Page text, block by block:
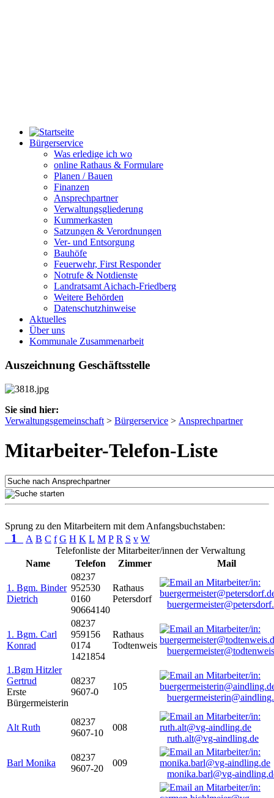
Bürgerservice
Was erledige ich wo
online Rathaus & Formulare
Planen / Bauen
Finanzen
Ansprechpartner
Verwaltungsgliederung
Kummerkasten
Satzungen & Verordnungen
Ver- und Entsorgung
Bauhöfe
Feuerwehr, First Responder
Notrufe & Notdienste
Landratsamt Aichach-Friedberg
Weitere Behörden
Datenschutzhinweise
Aktuelles
Über uns
Kommunale Zusammenarbeit
Auszeichnung Geschäftsstelle
Sie sind hier:
Verwaltungsgemeinschaft > Bürgerservice > Ansprechpartner
Mitarbeiter-Telefon-Liste
Sprung zu den Mitarbeitern mit dem Anfangsbuchstaben:
1 A B C f G H K L M P R S v W
Telefonliste der Mitarbeiter/innen der Verwaltung
Name
Telefon Zimmer Mail
1. Bgm. Binder
Dietrich
08237
952530
0160
90664140
Rathaus
Petersdorf
1. Bgm. Carl
Konrad
08237
959156
0174
1421854
Rathaus
Todtenweis
1.Bgm Hitzler
Gertrud
Erste
Bürgermeisterin
08237
9607-0
105
Alt Ruth
08237
9607-10
008
ruth.alt@vg-aindling.de
Barl Monika
08237
9607-20
009
monika.barl@vg-